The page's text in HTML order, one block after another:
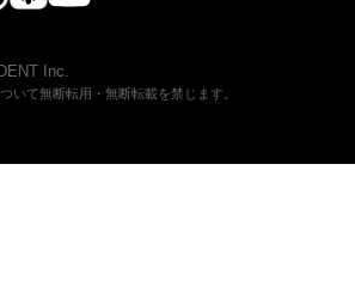
Inc.
いて無断転用・無断転載を禁じます。